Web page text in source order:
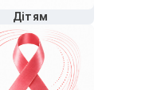
Дітям